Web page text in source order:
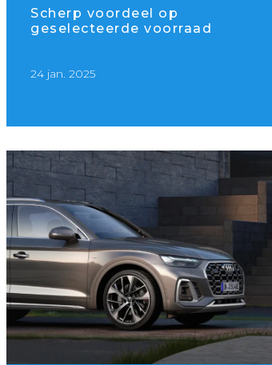
Scherp voordeel op
geselecteerde voorraad
24 jan. 2025